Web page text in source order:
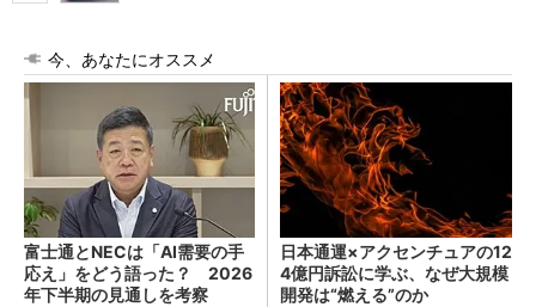
今、あなたにオススメ
富士通とNECは「AI需要の手
応え」をどう語った？ 2026
年下半期の見通しを考察
日本通運×アクセンチュアの12
4億円訴訟に学ぶ、なぜ大規模
開発は“燃える”のか